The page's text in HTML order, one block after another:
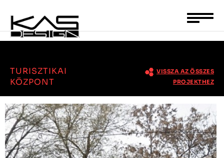
TURISZTIKAI
KÖZPONT
VISSZA AZ ÖSSZES
PROJEKTHEZ
Toggle